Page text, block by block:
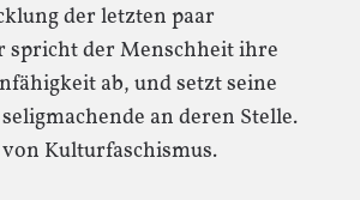
der letzten paar
spricht der Menschheit ihre
ab, und setzt seine
an deren Stelle.
Kulturfaschismus.